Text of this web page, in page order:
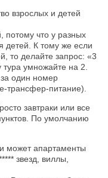
взрослых и детей
потому что у разных
детей. К тому же если
то делайте запрос: «3
умножайте на 2.
один номер
трансфер-питание).
завтраки или все
По умолчанию
может апартаменты
звезд, виллы,